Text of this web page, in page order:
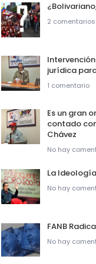
2 comentarios
jurídica
1 comentario
Es un gran
contado
Chávez
No hay
La Ideología
No hay
FANB
No hay